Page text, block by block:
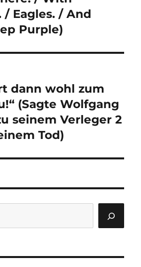
Eagles. / And
Purple)
dann wohl zum
(Sagte Wolfgang
seinem Verleger 2
Tod)